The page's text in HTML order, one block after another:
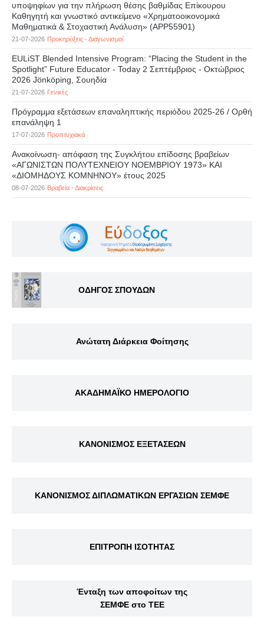
υποψηφίων για την πλήρωση θέσης βαθμίδας Επίκουρου
Καθηγητή και γνωστικό αντικείμενο «Χρηματοοικονομικά
Μαθηματικά & Στοχαστική Ανάλυση» (APP55901)
21-07-2026 Προκηρύξεις - Διαγωνισμοί
EULiST Blended Intensive Program: “Placing the Student in the
Spotlight” Future Educator - Today 2 Σεπτέμβριος - Οκτώβριος
2026 Jönköping, Σουηδία
21-07-2026 Γενικές
Πρόγραμμα εξετάσεων επαναληπτικής περιόδου 2025-26 / Ορθή
επανάληψη 1
17-07-2026 Προπτυχιακά
Ανακοίνωση- απόφαση της Συγκλήτου επίδοσης βραβείων
«ΑΓΩΝΙΣΤΩΝ ΠΟΛΥΤΕΧΝΕΙΟΥ ΝΟΕΜΒΡΙΟΥ 1973» ΚΑΙ
«ΔΙΟΜΗΔΟΥΣ ΚΟΜΝΗΝΟΥ» έτους 2025
08-07-2026 Βραβεία - Διακρίσεις
ΟΔΗΓΟΣ ΣΠΟΥΔΩΝ
Ανώτατη Διάρκεια Φοίτησης
ΑΚΑΔΗΜΑΪΚΟ ΗΜΕΡΟΛΟΓΙΟ
ΚΑΝΟΝΙΣΜΟΣ ΕΞΕΤΑΣΕΩΝ
ΚΑΝΟΝΙΣΜΟΣ ΔΙΠΛΩΜΑΤΙΚΩΝ ΕΡΓΑΣΙΩΝ ΣΕΜΦΕ
ΕΠΙΤΡΟΠΗ ΙΣΟΤΗΤΑΣ
Ένταξη των αποφοίτων της
ΣΕΜΦΕ στο ΤΕΕ